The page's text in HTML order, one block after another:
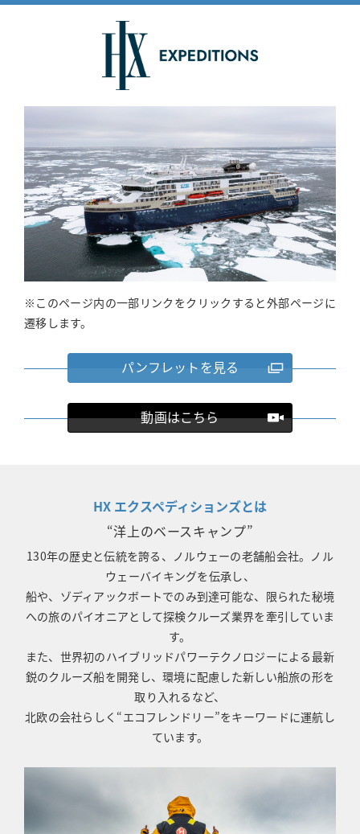
※このページ内の一部リンクをクリックすると外部ページに
遷移します。
パンフレットを見る
動画はこちら
HX エクスペディションズとは
“洋上のベースキャンプ”
130年の歴史と伝統を誇る、ノルウェーの老舗船会社。 ノル
ウェーバイキングを伝承し、
船や、ゾディアックボートでのみ到達可能な、限られた秘境
への旅のパイオニアとして探検クルーズ業界を牽引していま
す。
また、世界初のハイブリッドパワーテクノロジーによる最新
鋭のクルーズ船を開発し、環境に配慮した新しい船旅の形を
取り入れるなど、
北欧の会社らしく“エコフレンドリー”をキーワードに運航し
ています。